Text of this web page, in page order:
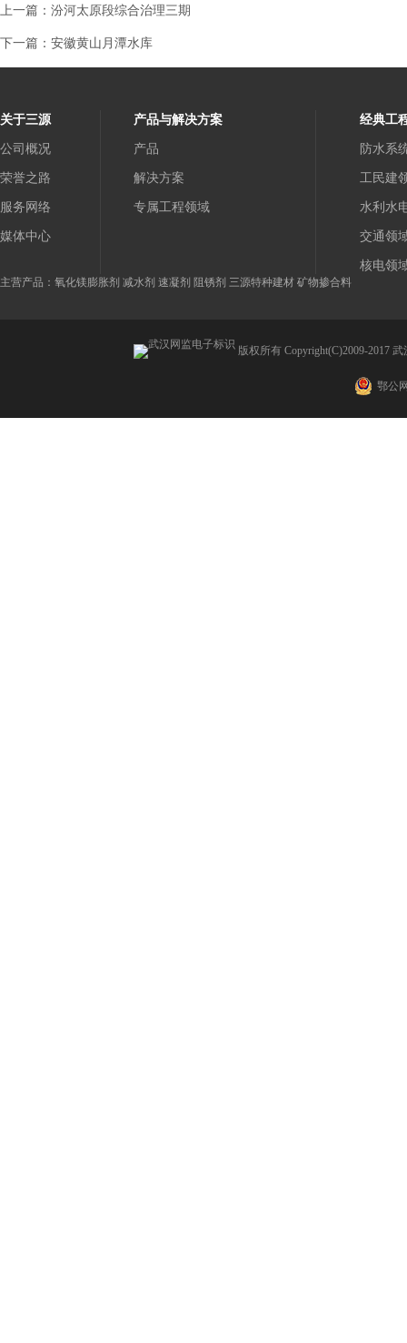
上一篇： 汾河太原段综合治理三期
下一篇： 安徽黄山月潭水库
关于三源
公司概况
荣誉之路
服务网络
媒体中心
产品与解决方案
产品
解决方案
专属工程领域
经典工
防水系
工民建
水利水
交通领
核电领
主营产品：氧化镁膨胀剂 减水剂 速凝剂 阻锈剂 三源特种建材 矿物掺合料
版权所有 Copyright(C)2009-
鄂公